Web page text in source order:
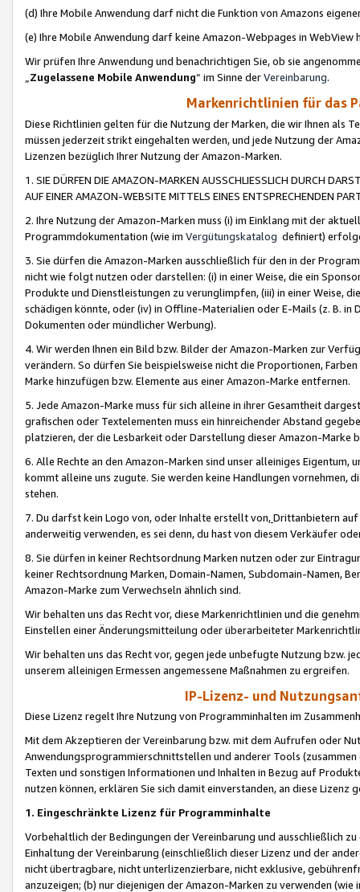
(d) Ihre Mobile Anwendung darf nicht die Funktion von Amazons
(e) Ihre Mobile Anwendung darf keine Amazon-Webpages in WebView
Wir prüfen Ihre Anwendung und benachrichtigen Sie, ob sie
„Zugelassene Mobile Anwendung“ im Sinne derVereinbarung.
Markenrichtlinien für das
Diese Richtlinien gelten für die Nutzung der Marken, die wir Ihnen als
müssen jederzeit strikt eingehalten werden, und jede Nutzung der
Lizenzen bezüglich Ihrer Nutzung der Amazon-Marken.
1. SIE DÜRFEN DIE AMAZON-MARKEN AUSSCHLIESSLICH DURCH
AUF EINER AMAZON-WEBSITE MITTELS EINES ENTSPRECHENDEN
2. Ihre Nutzung der Amazon-Marken muss (i) im Einklang mit der
Programmdokumentation (wie im Vergütungskatalog definiert)
3. Sie dürfen die Amazon-Marken ausschließlich für den in der
nicht wie folgt nutzen oder darstellen: (i) in einer Weise, die ein
Produkte und Dienstleistungen zu verunglimpfen, (iii) in einer Weise,
schädigen könnte, oder (iv) in Offline-Materialien oder E-Mails (z. B. in
Dokumenten oder mündlicher Werbung).
4. Wir werden Ihnen ein Bild bzw. Bilder der Amazon-Marken zur
verändern. So dürfen Sie beispielsweise nicht die Proportionen,
Marke hinzufügen bzw. Elemente aus einer Amazon-Marke entfernen.
5. Jede Amazon-Marke muss für sich alleine in ihrer Gesamtheit
grafischen oder Textelementen muss ein hinreichender Abstand
platzieren, der die Lesbarkeit oder Darstellung dieser Amazon-Marke
6. Alle Rechte an den Amazon-Marken sind unser alleiniges
kommt alleine uns zugute. Sie werden keine Handlungen vornehmen,
stehen.
7. Du darfst kein Logo von, oder Inhalte erstellt von,Drittanbietern auf
anderweitig verwenden, es sei denn, du hast von diesem Verkäufer
8. Sie dürfen in keiner Rechtsordnung Marken nutzen oder zur
keiner Rechtsordnung Marken, Domain-Namen, Subdomain-Namen,
Amazon-Marke zum Verwechseln ähnlich sind.
Wir behalten uns das Recht vor, diese Markenrichtlinien und die
Einstellen einer Änderungsmitteilung oder überarbeiteter
Wir behalten uns das Recht vor, gegen jede unbefugte Nutzung bzw.
unserem alleinigen Ermessen angemessene Maßnahmen zu ergreifen.
IP-Lizenz- und
Diese Lizenz regelt Ihre Nutzung von Programminhalten im
Mit dem Akzeptieren der Vereinbarung bzw. mit dem Aufrufen oder
Anwendungsprogrammierschnittstellen und anderer Tools (zusammen
Texten und sonstigen Informationen und Inhalten in Bezug auf
nutzen können, erklären Sie sich damit einverstanden, an diese Lizenz
1. Eingeschränkte Lizenz für Programminhalte
Vorbehaltlich der Bedingungen der Vereinbarung und ausschließlich
Einhaltung der Vereinbarung (einschließlich dieser Lizenz und der
nicht übertragbare, nicht unterlizenzierbare, nicht exklusive,
anzuzeigen; (b) nur diejenigen der Amazon-Marken zu verwenden